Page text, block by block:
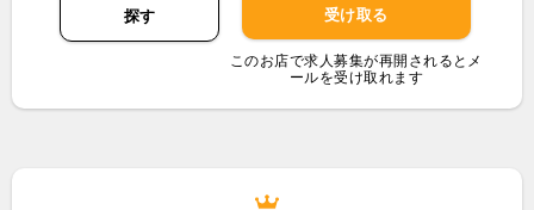
探す
受け取る
このお店で求人募集が再開されるとメ
ールを受け取れます